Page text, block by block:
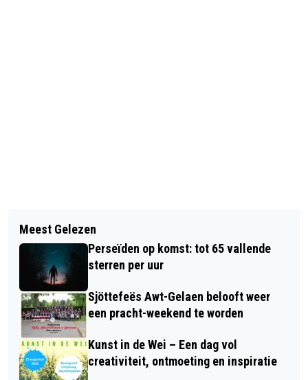
SPOORWERKZAAMHEDEN: BUSSEN
VERVANGEN TREINEN TUSSEN
SITTARD-HEERLEN EN SITTARD-
MAASTRICHT RANDWYCK
ZWEMBADEN DE NIEUWE HATEBOER
EN HET ANKER BLIJVEN ZEKER OPEN
T/M DECEMBER
Meest Gelezen
Perseïden op komst: tot 65 vallende
sterren per uur
Sjöttefeës Awt-Gelaen belooft weer
een pracht-weekend te worden
Kunst in de Wei – Een dag vol
creativiteit, ontmoeting en inspiratie